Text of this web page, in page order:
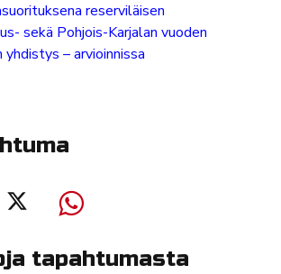
reserviläisen
sekä Pohjois-Karjalan vuoden
– arvioinnissa
tapahtumasta